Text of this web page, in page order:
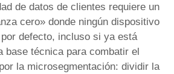
de datos de clientes requiere un
cero» donde ningún dispositivo
defecto, incluso si ya está
base técnica para combatir el
la microsegmentación: dividir la